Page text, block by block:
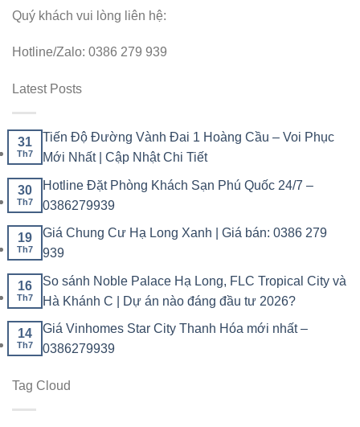
Quý khách vui lòng liên hệ:
Hotline/Zalo: 0386 279 939
Latest Posts
31
Th7
Tiến Độ Đường Vành Đai 1 Hoàng Cầu – Voi Phục
Mới Nhất | Cập Nhật Chi Tiết
30
Th7
Hotline Đặt Phòng Khách Sạn Phú Quốc 24/7 –
0386279939
19
Th7
Giá Chung Cư Hạ Long Xanh | Giá bán: 0386 279
939
16
Th7
So sánh Noble Palace Hạ Long, FLC Tropical City và
Hà Khánh C | Dự án nào đáng đầu tư 2026?
14
Th7
Giá Vinhomes Star City Thanh Hóa mới nhất –
0386279939
Tag Cloud